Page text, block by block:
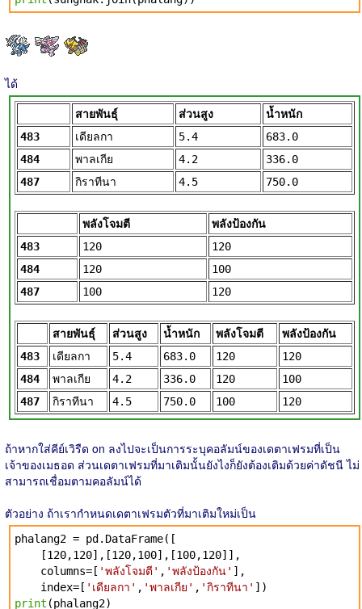
ได้
สายพันธุ์ ส่วนสูง
น้ำหนัก
483
เดียลกา 5.4
683.0
484
พาลเกีย 4.2
336.0
487
กิราทีนา 4.5 750.0
พลังโจมตี
พลังป้องกัน
483
120
120
484
120
100
487
100 120
สายพันธุ์ ส่วนสูง น้ำหนัก พลังโจมตี
พลังป้องกัน
483
เดียลกา 5.4 683.0 120
120
484
พาลเกีย 4.2 336.0 120
100
487
กิราทีนา 4.5 750.0 100 120
ถ้าหากใส่คีย์เวิรืด on ลงไปจะเป็นการระบุคอลัมน์ของเดตาเฟรมที่เป็น
เจ้าของเมธอด ส่วนเดตาเฟรมที่มาเติมนั้นยังไงก็ยังต้องเติมด้วยค่าดัชนี ไม่
สามารถเชื่อมตามคอลัมน์ได้
ตัวอย่าง ถ้าเรากำหนดเดตาเฟรมตัวที่มาเติมใหม่เป็น
phalang2 = pd.DataFrame([
[120,120],[120,100],[100,120]],
columns=[ 'พลังโจมตี' , 'พลังป้องกัน' ],
index=[ 'เดียลกา' , 'พาลเกีย' , 'กิราทีนา' ])
print (phalang2)